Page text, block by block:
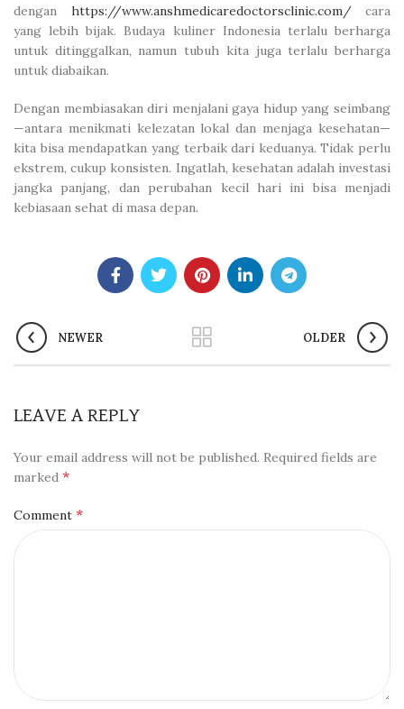
dengan https://www.anshmedicaredoctorsclinic.com/cara
yang lebih bijak. Budaya kuliner Indonesia terlalu berharga
untuk ditinggalkan, namun tubuh kita juga terlalu berharga
untuk diabaikan.
Dengan membiasakan diri menjalani gaya hidup yang seimbang
—antara menikmati kelezatan lokal dan menjaga kesehatan—
kita bisa mendapatkan yang terbaik dari keduanya. Tidak perlu
ekstrem, cukup konsisten. Ingatlah, kesehatan adalah investasi
jangka panjang, dan perubahan kecil hari ini bisa menjadi
kebiasaan sehat di masa depan.
NEWER OLDER
LEAVE A REPLY
Your email address will not be published. Required fields are
marked *
Comment *